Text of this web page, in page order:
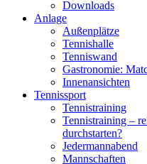
Downloads
Anlage
Außenplätze
Tennishalle
Tenniswand
Gastronomie:
Innenansichten
Tennissport
Tennistraining
Tennistraining –
durchstarten?
Jedermannabend
Mannschaften